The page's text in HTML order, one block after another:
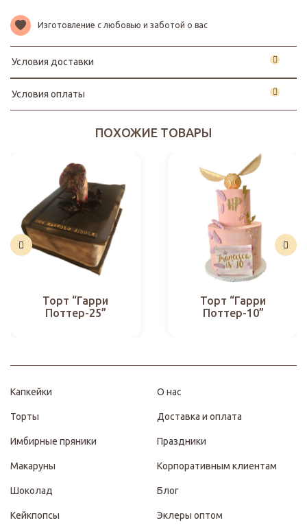
Изготовление с любовью и заботой о вас
Условия доставки
Условия оплаты
ПОХОЖИЕ ТОВАРЫ
Торт “Гарри
Поттер-25”
Торт “Гарри
Поттер-10”
Капкейки
Торты
Имбирные пряники
Макаруны
Шоколад
Кейкпопсы
О нас
Доставка и оплата
Праздники
Корпоративным клиентам
Блог
Эклеры оптом